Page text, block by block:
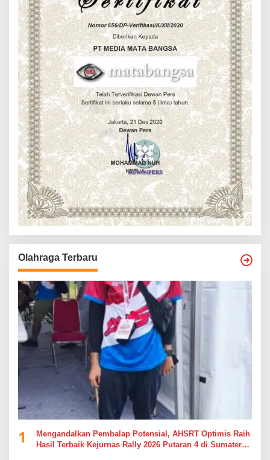
Olahraga Terbaru
1
Mengandalkan Pembalap Potensial, AHSRT Optimis Raih
Hasil Terbaik Kejurnas Rally 2026 Putaran 4 di Sumatera